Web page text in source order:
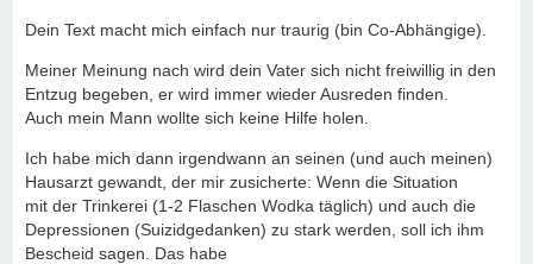
Dein Text macht mich einfach nur traurig (bin Co-Abhängige).
Meiner Meinung nach wird dein Vater sich nicht freiwillig in den
Entzug begeben, er wird immer wieder Ausreden finden.
Auch mein Mann wollte sich keine Hilfe holen.
Ich habe mich dann irgendwann an seinen (und auch meinen)
Hausarzt gewandt, der mir zusicherte: Wenn die Situation
mit der Trinkerei (1-2 Flaschen Wodka täglich) und auch die
Depressionen (Suizidgedanken) zu stark werden, soll ich ihm
Bescheid sagen. Das habe